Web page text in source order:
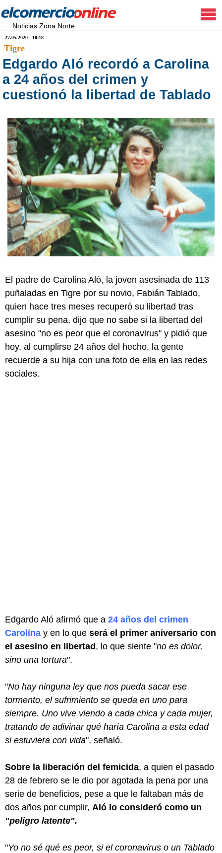
Noticias Zona Norte
27.05.2020 - 10:18
Tigre
Edgardo Aló recordó a Carolina
a 24 años del crimen y
cuestionó la libertad de Tablado
El padre de Carolina Aló, la joven asesinada de 113
puñaladas en Tigre por su novio, Fabián Tablado,
quien hace tres meses recuperó su libertad tras
cumplir su pena, dijo que no sabe si la libertad del
asesino "no es peor que el coronavirus" y pidió que
hoy, al cumplirse 24 años del hecho, la gente
recuerde a su hija con una foto de ella en las redes
sociales.
Edgardo Aló afirmó que a 24 años del crimen
Carolina y en lo que será el primer aniversario con
el asesino en libertad, lo que siente "no es dolor,
sino una tortura".
"No hay ninguna ley que nos pueda sacar ese
tormento, el sufrimiento se queda en uno para
siempre. Uno vive viendo a cada chica y cada mujer,
tratando de adivinar qué haría Carolina a esta edad
si estuviera con vida", señaló.
Sobre la liberación del femicida, a quien el pasado
28 de febrero se le dio por agotada la pena por una
serie de beneficios, pese a que le faltaban más de
dos años por cumplir, Aló lo consideró como un
"peligro latente".
"Yo no sé qué es peor, si el coronavirus o un Tablado